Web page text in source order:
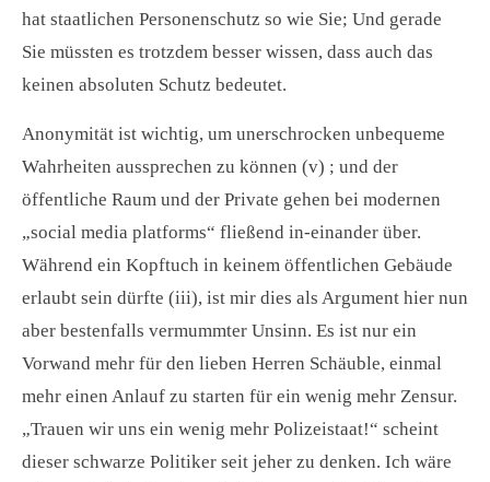
hat staatlichen Personenschutz so wie Sie; Und gerade
Sie müssten es trotzdem besser wissen, dass auch das
keinen absoluten Schutz bedeutet.
Anonymität ist wichtig, um unerschrocken unbequeme
Wahrheiten aussprechen zu können (v) ; und der
öffentliche Raum und der Private gehen bei modernen
„social media platforms“ fließend in-einander über.
Während ein Kopftuch in keinem öffentlichen Gebäude
erlaubt sein dürfte (iii), ist mir dies als Argument hier nun
aber bestenfalls vermummter Unsinn. Es ist nur ein
Vorwand mehr für den lieben Herren Schäuble, einmal
mehr einen Anlauf zu starten für ein wenig mehr Zensur.
„Trauen wir uns ein wenig mehr Polizeistaat!“ scheint
dieser schwarze Politiker seit jeher zu denken. Ich wäre